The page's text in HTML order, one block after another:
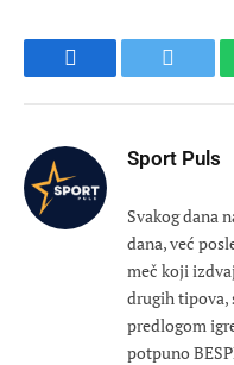
Facebook Twitter
Sport Puls
Svakog dana
dana, već
meč koji
drugih tipova,
predlogom
potpuno